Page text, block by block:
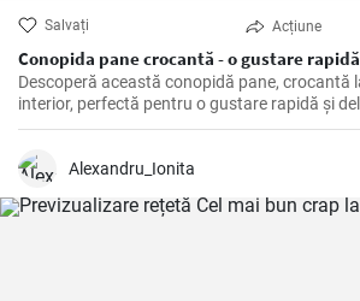
Salvați Acțiune
Conopida pane crocantă - o gustare
Descoperă această conopidă pane, crocantă
interior, perfectă pentru o gustare rapidă și
Alexandru_Ionita